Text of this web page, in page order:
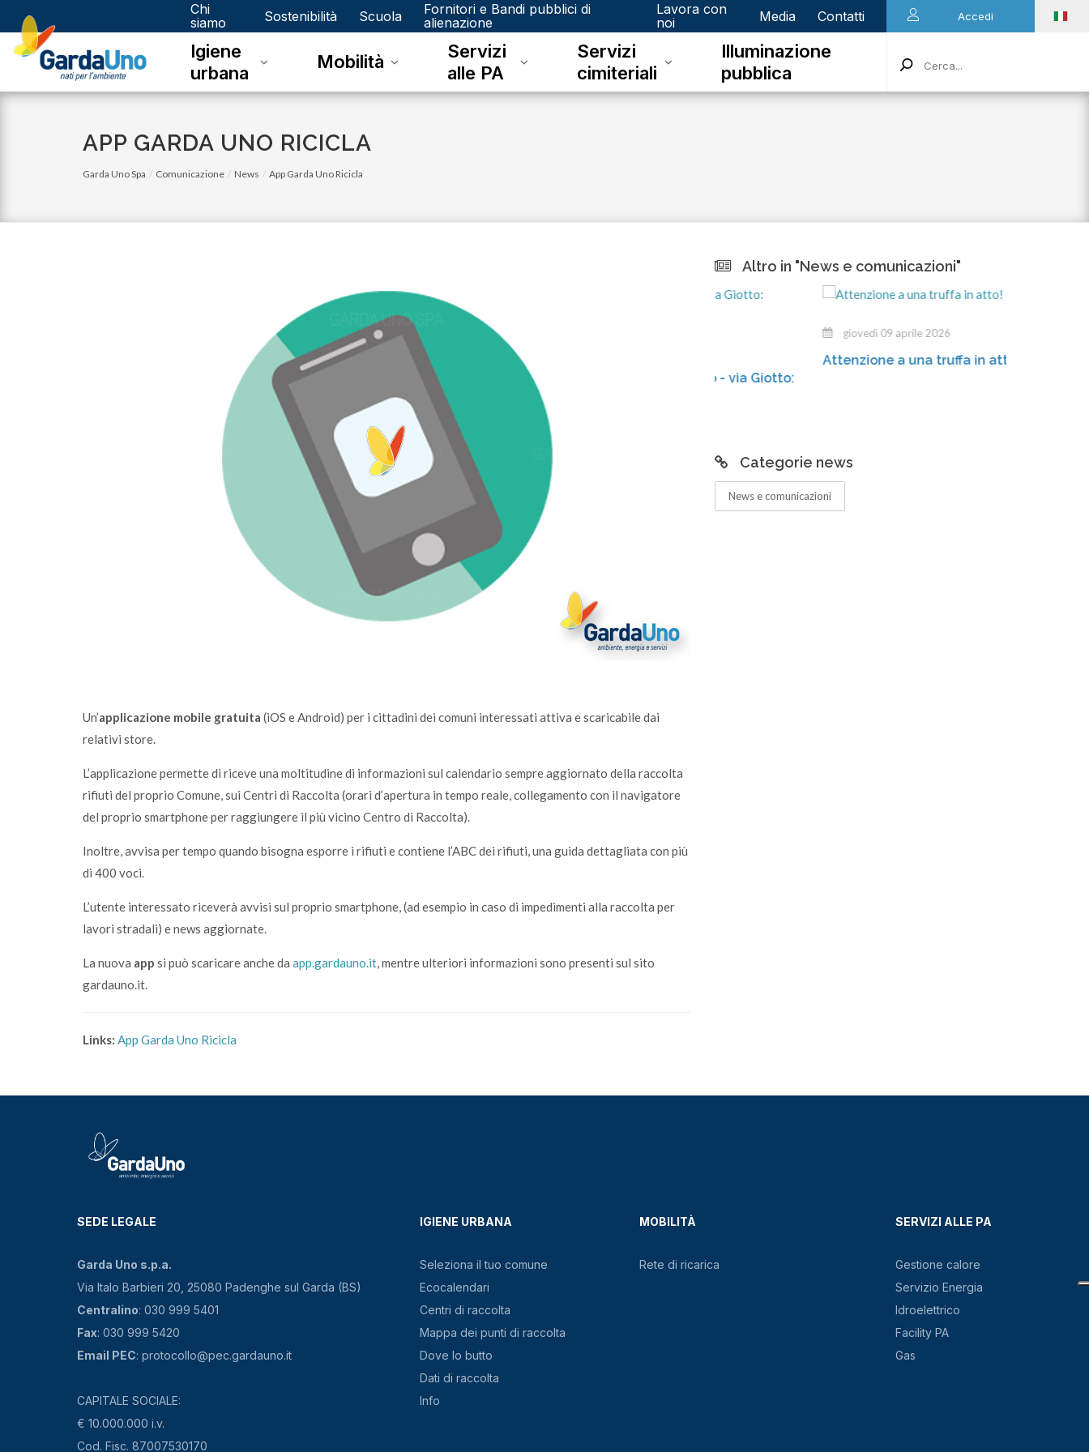
Gardauno
Spa
Chi
siamo
Sostenibilità Scuola
Fornitori e Bandi pubblici di
alienazione
Lavora con
noi
Media Contatti Accedi
Igiene
urbana
Mobilità
Servizi
alle PA
Servizi
cimiteriali
Illuminazione
pubblica
APP GARDA UNO RICICLA
Garda Uno Spa Comunicazione News App Garda Uno Ricicla
Un’applicazione mobile gratuita (iOS e Android) per i cittadini dei comuni interessati attiva e scaricabile dai
relativi store.
L’applicazione permette di riceve una moltitudine di informazioni sul calendario sempre aggiornato della raccolta
rifiuti del proprio Comune, sui Centri di Raccolta (orari d’apertura in tempo reale, collegamento con il navigatore
del proprio smartphone per raggiungere il più vicino Centro di Raccolta).
Inoltre, avvisa per tempo quando bisogna esporre i rifiuti e contiene l’ABC dei rifiuti, una guida dettagliata con più
di 400 voci.
L’utente interessato riceverà avvisi sul proprio smartphone, (ad esempio in caso di impedimenti alla raccolta per
lavori stradali) e news aggiornate.
La nuova app si può scaricare anche da app.gardauno.it, mentre ulteriori informazioni sono presenti sul sito
gardauno.it.
Links: App Garda Uno Ricicla
Altro in "News e comunicazioni"
Sono online gli ecocalendari 2026: scaricali e
fai la differenza, ogni giorno
lunedì 08 giugno 2026
Centro di Raccolta di Desenzano - via Giotto:
chiusura per lavori
giovedì 09 aprile 2026
Attenzione a una truffa in atto!
Categorie news
News e comunicazioni
SEDE LEGALE
Garda Uno s.p.a.
Via Italo Barbieri 20, 25080 Padenghe sul Garda (BS)
Centralino: 030 999 5401
Fax: 030 999 5420
Email PEC: protocollo@pec.gardauno.it
CAPITALE SOCIALE:
€ 10.000.000 i.v.
Cod. Fisc. 87007530170
IGIENE URBANA
Seleziona il tuo comune
Ecocalendari
Centri di raccolta
Mappa dei punti di raccolta
Dove lo butto
Dati di raccolta
Info
MOBILITÀ
Rete di ricarica
SERVIZI ALLE PA
Gestione calore
Servizio Energia
Idroelettrico
Facility PA
Gas